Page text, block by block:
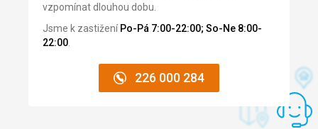
Tato recenze byla přeložena automaticky přes Google
Translate
vzpomínat dlouhou dobu.
Jsme k zastižení Po-Pá 7:00-22:00; So-Ne 8:00-
22:00.
226 000 284